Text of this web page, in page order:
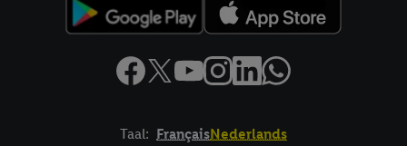
Taal: FrançaisNederlands